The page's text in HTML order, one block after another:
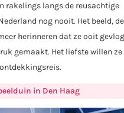
rakelings langs de reusachtige
nog nooit. Het beeld, de
herinneren dat ze ooit
gemaakt. Het liefste willen ze
in Den Haag